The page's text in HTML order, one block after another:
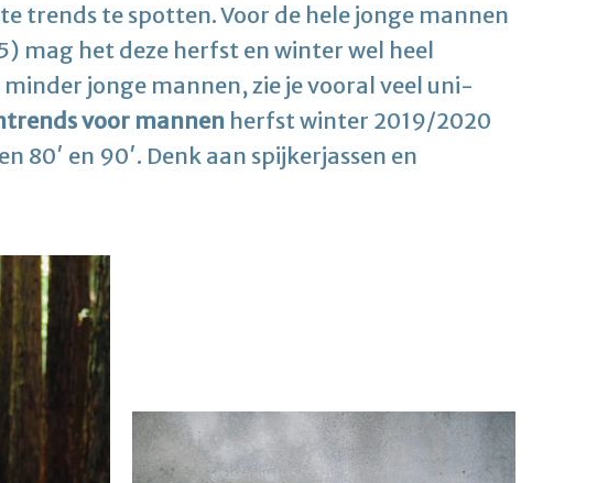
trends te spotten. Voor de hele jonge mannen
mag het deze herfst en winter wel heel
jonge mannen, zie je vooral veel uni-
voor mannen herfst winter 2019/2020
80′ en 90′. Denk aan spijkerjassen en